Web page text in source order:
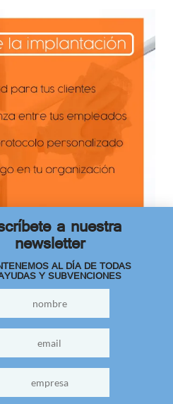
Sistema de
y
COVID 19
las dudas que está
a nuestra
newsletter
AL DÍA DE TODAS
Y SUBVENCIONES